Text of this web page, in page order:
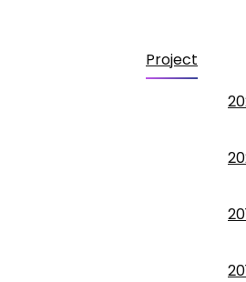
Project